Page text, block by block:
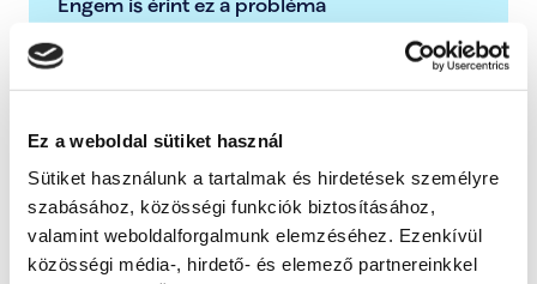
Ez a weboldal sütiket használ
Sütiket használunk a tartalmak és hirdetések személyre
szabásához, közösségi funkciók biztosításához,
valamint weboldalforgalmunk elemzéséhez. Ezenkívül
közösségi média-, hirdető- és elemező partnereinkkel
Ezzel tudod jelezni, hogy ez a probléma rád is
hatással van, és fontosnak tartod a megoldását.
A problémára adott válasz
Radnai Márk